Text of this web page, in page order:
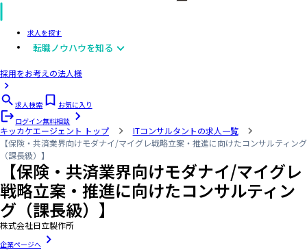
求人を探す
転職ノウハウを知る
採用をお考えの法人様
求人検索
お気に入り
ログイン無料相談
キッカケエージェント トップ
ITコンサルタントの求人一覧
【保険・共済業界向けモダナイ/マイグレ戦略立案・推進に向けたコンサルティング
（課長級）】
【保険・共済業界向けモダナイ/マイグレ
戦略立案・推進に向けたコンサルティン
グ（課長級）】
株式会社日立製作所
企業ページへ